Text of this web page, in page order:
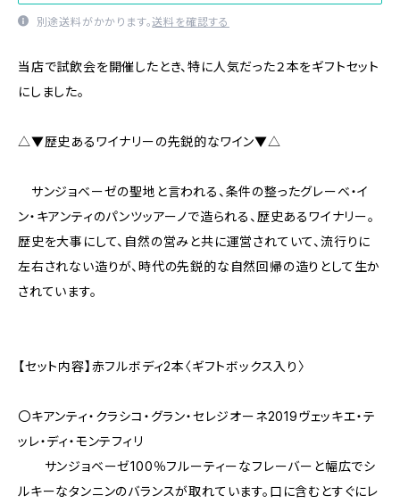
別途送料がかかります。送料を確認する
当店で試飲会を開催したとき、特に人気だった２本をギフトセット
にしました。
△▼歴史あるワイナリーの先鋭的なワイン▼△
サンジョベーゼの聖地と言われる、条件の整ったグレーベ・イ
ン・キアンティのパンツッアーノで造られる、歴史あるワイナリー。
歴史を大事にして、自然の営みと共に運営されていて、流行りに
左右されない造りが、時代の先鋭的な自然回帰の造りとして生か
されています。
【セット内容】赤フルボディ2本〈ギフトボックス入り〉
〇キアンティ・クラシコ・グラン・セレジオーネ2019ヴェッキエ・テ
ッレ・ディ・モンテフィリ
サンジョベーゼ100％フルーティーなフレーバーと幅広でシ
ルキーなタンニンのバランスが取れています。口に含むとすぐにレ